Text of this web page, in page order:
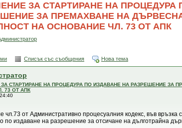
ЗА СТАРТИРАНЕ НА ПРОЦЕДУРА
ЗА ПРЕМАХВАНЕ НА
НА ОСНОВАНИЕ ЧЛ. 73 ОТ АПК
Списък със съобщения Нова тема
СТАРТИРАНЕ НА ПРОЦЕДУРА ПО ИЗДАВАНЕ НА РАЗРЕШЕНИЕ ЗА
73 ОТ АПК
чл.73 от Административно процесуалния кодекс, във връзка
по издаване на разрешение за отсичане на дълготрайна